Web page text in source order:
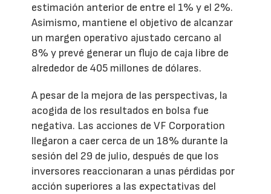
estimación anterior de entre el 1% y el 2%.
Asimismo, mantiene el objetivo de alcanzar
un margen operativo ajustado cercano al
8% y prevé generar un flujo de caja libre de
alrededor de 405 millones de dólares.
A pesar de la mejora de las perspectivas, la
acogida de los resultados en bolsa fue
negativa. Las acciones de VF Corporation
llegaron a caer cerca de un 18% durante la
sesión del 29 de julio, después de que los
inversores reaccionaran a unas pérdidas por
acción superiores a las expectativas del